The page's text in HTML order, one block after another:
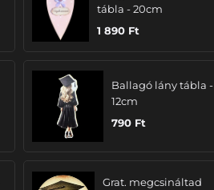
tábla - 20cm
1 890 Ft
Ballagó lány tábla -
12cm
790 Ft
Grat. megcsináltad